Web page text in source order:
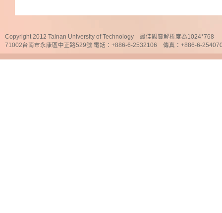
Copyright 2012 Tainan University of Technology 最佳觀賞解析度為1024*768
71002台南市永康區中正路529號 電話：+886-6-2532106 傳真：+886-6-